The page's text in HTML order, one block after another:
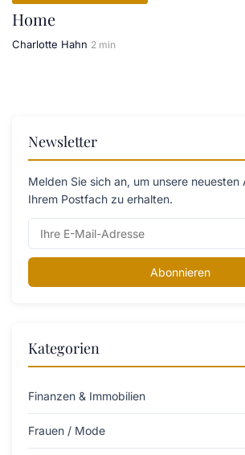
Home
Charlotte Hahn 2 min
Newsletter
Melden Sie sich an, um unsere
Ihrem Postfach zu erhalten.
Abonnieren
Kategorien
Finanzen & Immobilien
Frauen / Mode